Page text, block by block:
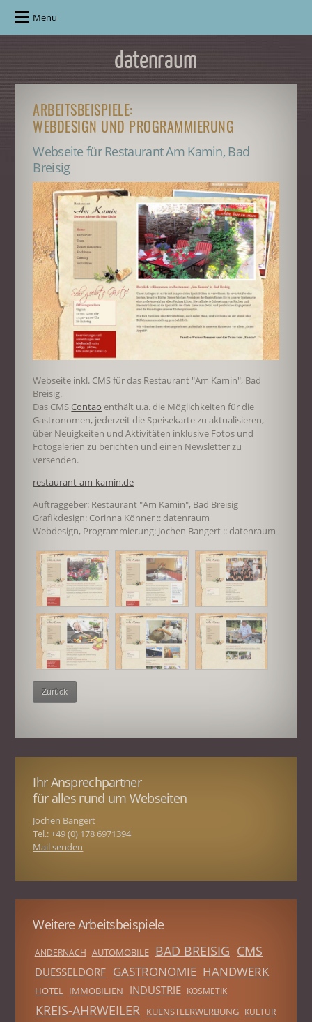
Menu
ARBEITSBEISPIELE:
WEBDESIGN UND PROGRAMMIERUNG
Webseite für Restaurant Am Kamin, Bad
Breisig
Webseite inkl. CMS für das Restaurant "Am Kamin", Bad
Breisig.
Das CMSContao enthält u.a. die Möglichkeiten für die
Gastronomen, jederzeit die Speisekarte zu aktualisieren,
über Neuigkeiten und Aktivitäten inklusive Fotos und
Fotogalerien zu berichten und einen Newsletter zu
versenden.
restaurant-am-kamin.de
Auftraggeber: Restaurant "Am Kamin", Bad Breisig
Grafikdesign: Corinna Könner :: datenraum
Webdesign, Programmierung: Jochen Bangert :: datenraum
Zurück
Ihr Ansprechpartner
für alles rund um Webseiten
Jochen Bangert
Tel.: +49 (0) 178 6971394
Mail senden
Weitere Arbeitsbeispiele
ANDERNACH AUTOMOBILE BAD BREISIG CMS
DUESSELDORF GASTRONOMIE HANDWERK
HOTEL IMMOBILIEN INDUSTRIE KOSMETIK
KREIS-AHRWEILER KUENSTLERWERBUNG KULTUR